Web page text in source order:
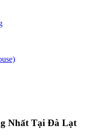
Nhất Tại Đà Lạt